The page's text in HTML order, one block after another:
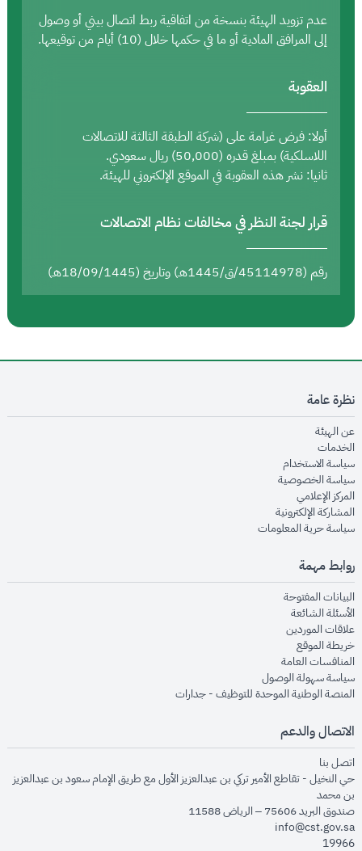
عدم تزويد الهيئة بنسخة من اتفاقية ربط اتصال بيني أو وصول
إلى المرافق المادية أو ما في حكمها خلال (10) أيام من توقيعها.
العقوبة
أولا: فرض غرامة على (شركة الطبقة الثالثة للاتصالات
اللاسلكية) بمبلغ قدره (50,000) ريال سعودي.
ثانيا: نشر هذه العقوبة في الموقع الإلكتروني للهيئة.
قرار لجنة النظر في مخالفات نظام الاتصالات
رقم (45114978/ق/1445هـ) وتاريخ (18/09/1445هـ)
نظرة عامة
عن الهيئةopens in new window
الخدماتopens in new window
سياسة الاستخدام
سياسة الخصوصيةopens in new window
المركز الإعلاميopens in new window
المشاركة الإلكترونيةopens in new window
سياسة حرية المعلوماتopens in new window
روابط مهمة
البيانات المفتوحةopens in new window
الأسئلة الشائعةopens in new window
علاقات الموردينopens in new window
خريطة الموقعopens in new window
المنافسات العامةopens in new window
سياسة سهولة الوصولopens in new window
المنصة الوطنية الموحدة للتوظيف - جداراتopens in new window
الاتصال والدعم
اتصل بنا
حي النخيل - تقاطع الأمير تركي بن عبدالعزيز الأول مع طريق الإمام سعود بن عبدالعزيز
بن محمد
صندوق البريد 75606 – الرياض 11588
info@cst.gov.sa
19966